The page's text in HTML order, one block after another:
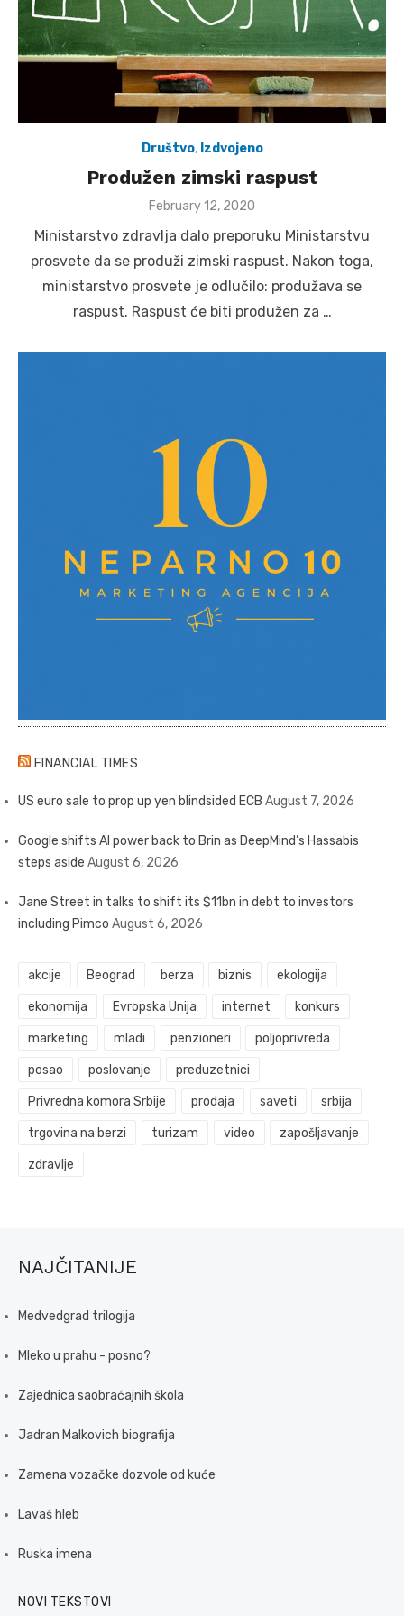
Društvo, Izdvojeno
Produžen zimski raspust
Posted
February 12, 2020
Ministarstvo zdravlja dalo preporuku Ministarstvu
prosvete da se produži zimski raspust. Nakon toga,
ministarstvo prosvete je odlučilo: produžava se
raspust. Raspust će biti produžen za …
FINANCIAL TIMES
US euro sale to prop up yen blindsided ECB August 7, 2026
Google shifts AI power back to Brin as DeepMind’s Hassabis
steps aside August 6, 2026
Jane Street in talks to shift its $11bn in debt to investors
including Pimco August 6, 2026
akcije Beograd berza biznis ekologija
ekonomija Evropska Unija internet konkurs
marketing mladi penzioneri poljoprivreda
posao poslovanje preduzetnici
Privredna komora Srbije prodaja saveti srbija
trgovina na berzi turizam video zapošljavanje
zdravlje
NAJČITANIJE
Medvedgrad trilogija
Mleko u prahu - posno?
Zajednica saobraćajnih škola
Jadran Malkovich biografija
Zamena vozačke dozvole od kuće
Lavaš hleb
Ruska imena
NOVI TEKSTOVI